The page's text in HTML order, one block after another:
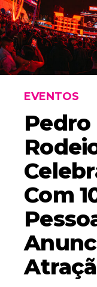
EVENTOS
Com